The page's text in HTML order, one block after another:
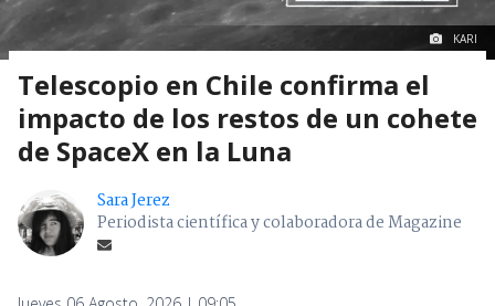
KARI
Telescopio en Chile confirma el
impacto de los restos de un cohete
de SpaceX en la Luna
Sara Jerez
Periodista científica y colaboradora de Magazine